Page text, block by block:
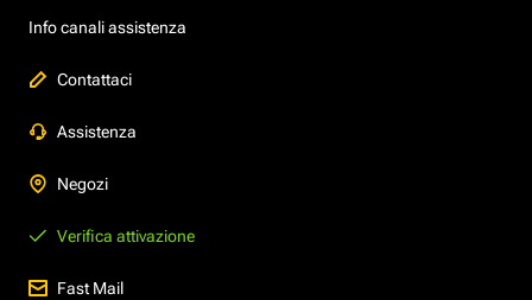
Info canali assistenza
Contattaci
Assistenza
Negozi
Verifica attivazione
Fast Mail